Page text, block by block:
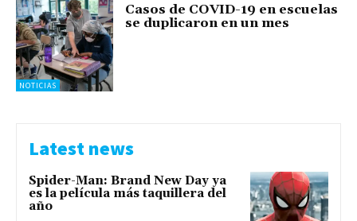
NOTICIAS
Casos de COVID-19 en escuelas
se duplicaron en un mes
Latest news
Spider-Man: Brand New Day ya
es la película más taquillera del
año